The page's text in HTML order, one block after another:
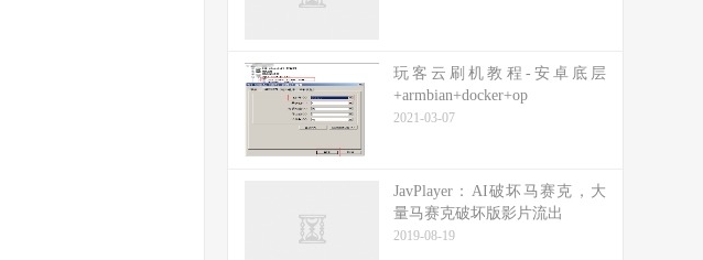
玩客云刷机教程-安卓底层
+armbian+docker+op
2021-03-07
JavPlayer：AI破坏马赛克，大
量马赛克破坏版影片流出
2019-08-19